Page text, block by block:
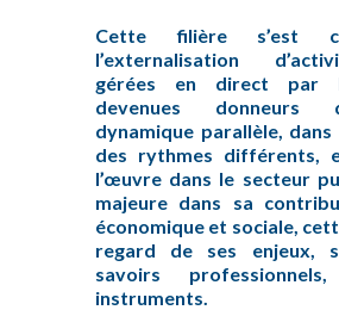
Cette filière s’est
l’externalisation
gérées en direct par
devenues donneurs
dynamique parallèle,
des rythmes différents,
l’œuvre dans le secteur
majeure dans sa
économique et sociale,
regard de ses enjeux,
savoirs
instruments.